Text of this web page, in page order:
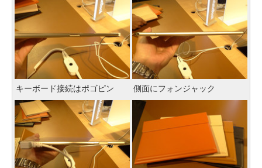
キーボード接続はポゴピン 側面にフォンジャック